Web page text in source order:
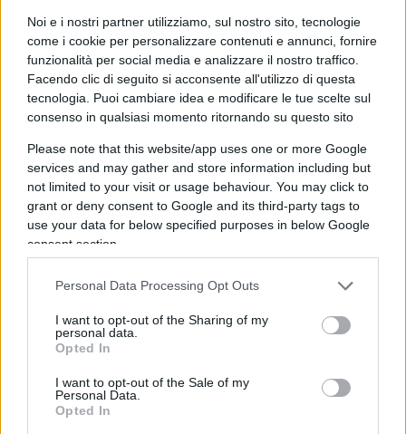
Noi e i nostri partner utilizziamo, sul nostro sito, tecnologie
come i cookie per personalizzare contenuti e annunci, fornire
funzionalità per social media e analizzare il nostro traffico.
Facendo clic di seguito si acconsente all'utilizzo di questa
tecnologia. Puoi cambiare idea e modificare le tue scelte sul
consenso in qualsiasi momento ritornando su questo sito
Please note that this website/app uses one or more Google
services and may gather and store information including but
not limited to your visit or usage behaviour. You may click to
grant or deny consent to Google and its third-party tags to
use your data for below specified purposes in below Google
consent section.
Personal Data Processing Opt Outs
I want to opt-out of the Sharing of my
personal data.
Opted In
I want to opt-out of the Sale of my
Personal Data.
Opted In
alleati, per l’Ucraina non cambia niente, per noi
moltissimo”) e per ora il confronto sembra
rinviato. Ma tornerà a galla e, se davvero
Mattarella dovesse affidare l’incarico al
centrodestra, bisognerà pure trovare un punto di
sintesi.
Debito o non debito, questo è il
dilemma
soluzioni alla crisi energetica
volta dall’inizio di questa campagna elettorale,
Salvini è stato chiaro e diretto: “Sull’intervento
immediato la vedo in maniera diversa rispetto a
Draghi e Meloni”. Una frase che da una parte dà il
via ad una mini-polemica tutta interna al